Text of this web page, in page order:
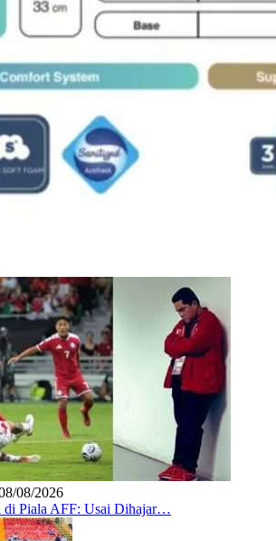
08/2026
di Piala AFF: Usai Dihajar…